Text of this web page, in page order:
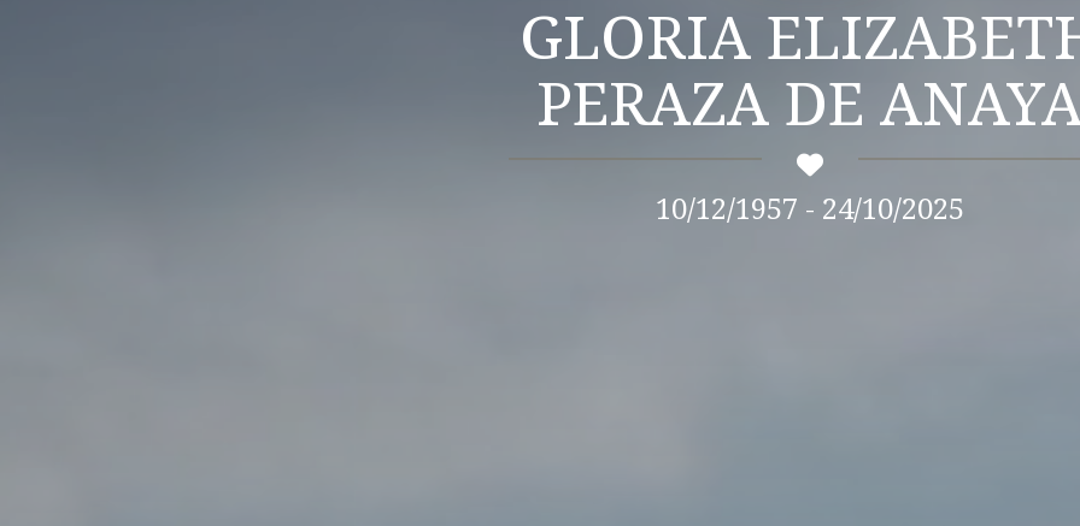
GLORIA
PERAZA DE
10/12/1957 - 24/10/2025